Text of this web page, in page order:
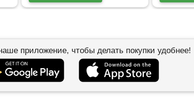
приложение, чтобы делать покупки удобнее!